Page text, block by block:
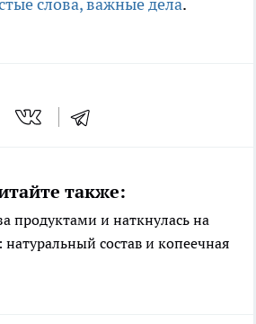
также:
продуктами и наткнулась на
натуральный состав и копеечная